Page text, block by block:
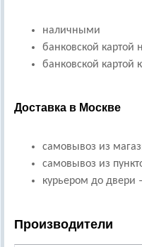
наличными
банковской картой
банковской картой
Доставка в Москве
самовывоз из
самовывоз из
курьером до двери
Производители